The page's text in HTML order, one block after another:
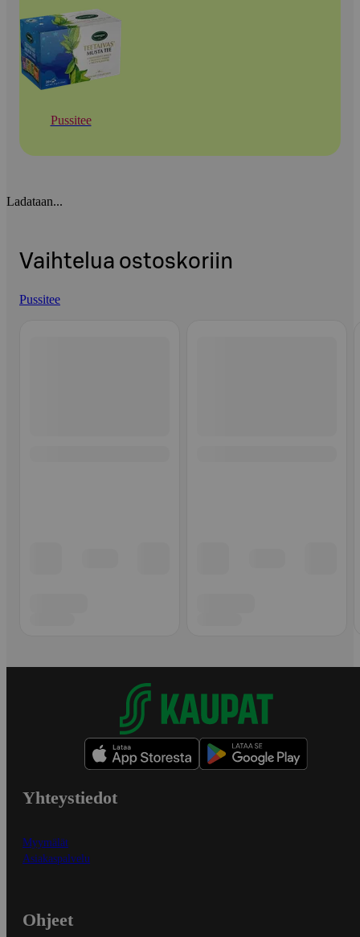
Pussitee
Ladataan...
Vaihtelua ostoskoriin
Pussitee
Yhteystiedot
Myymälät
Asiakaspalvelu
Ohjeet